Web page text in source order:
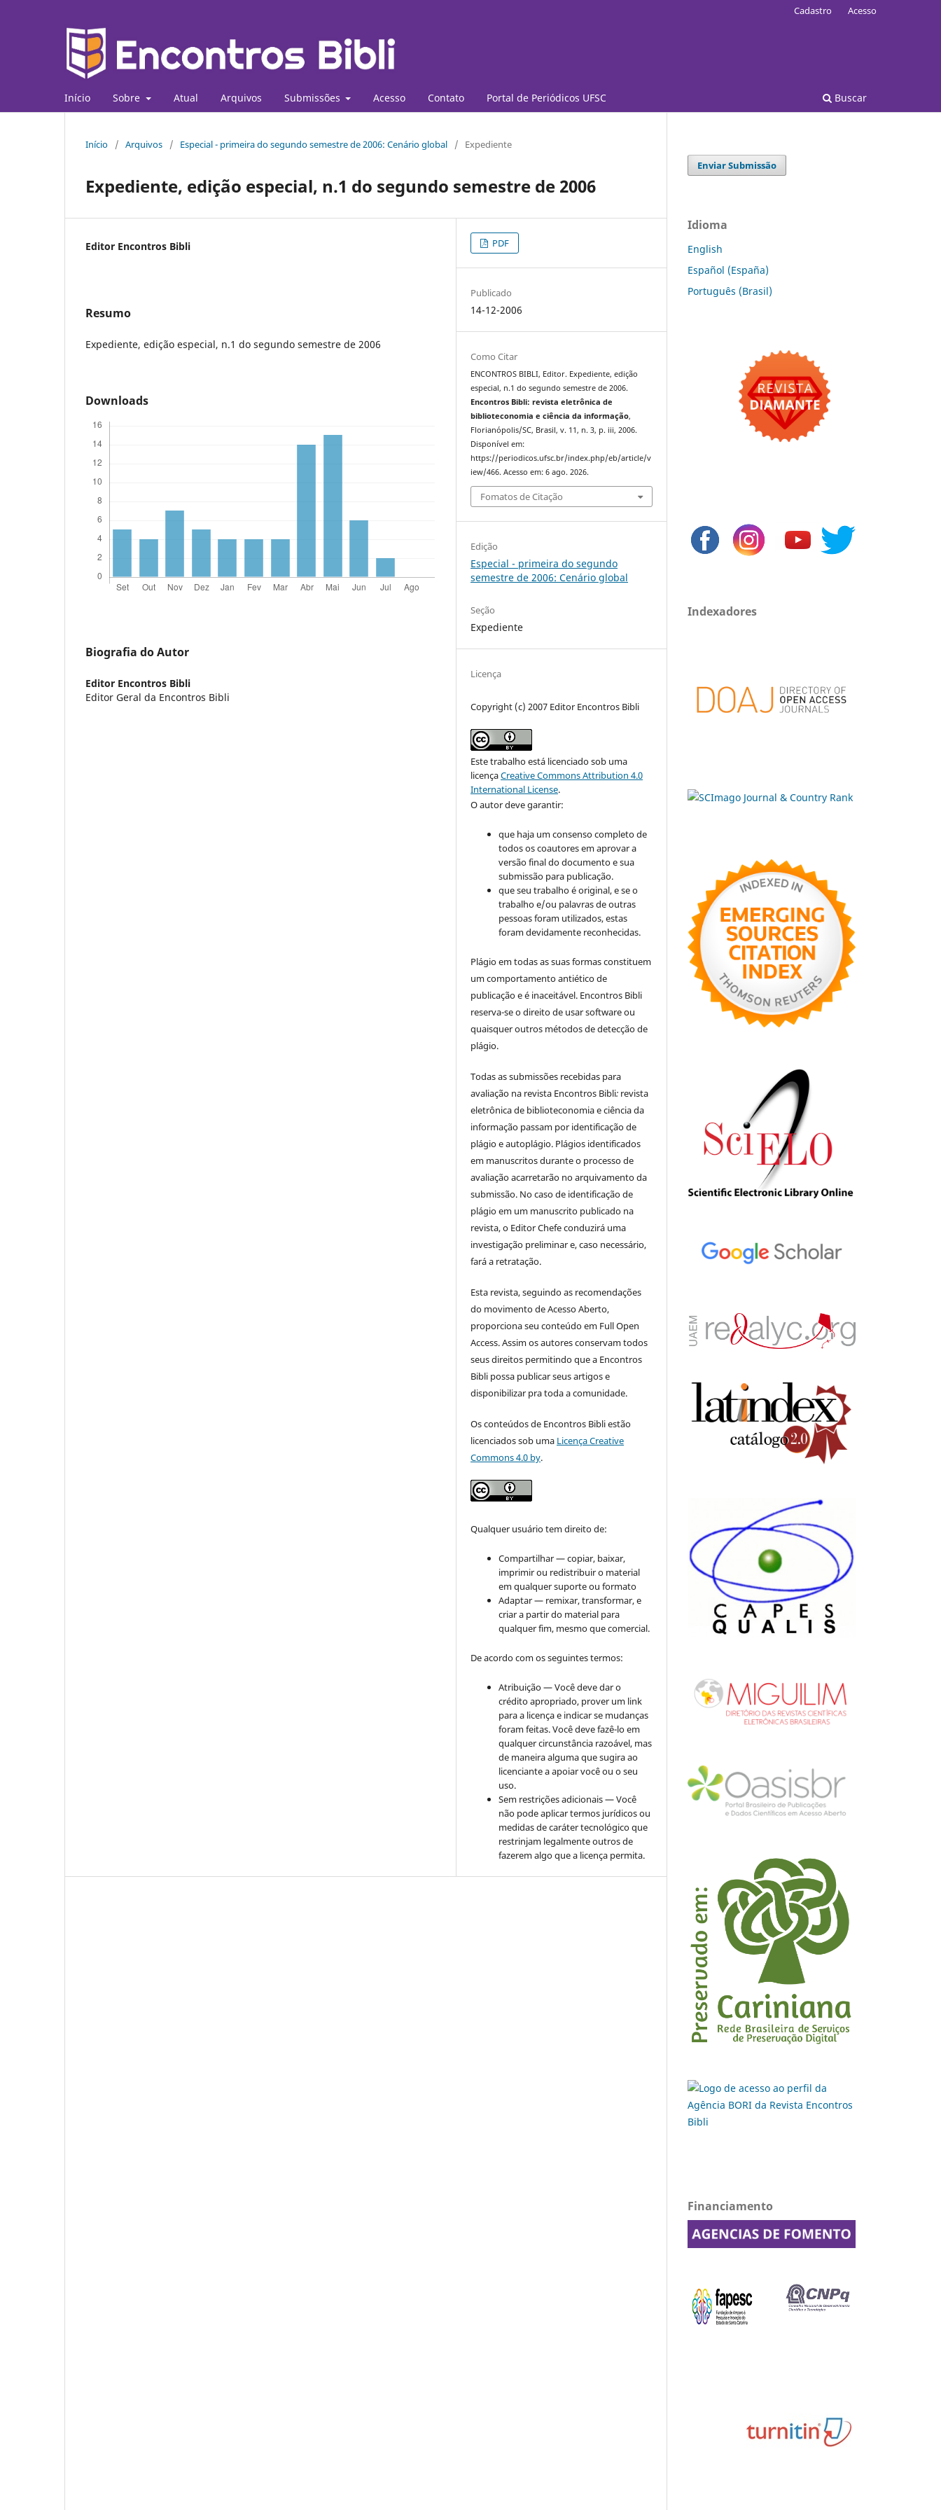
Início Sobre Atual Arquivos Submissões Acesso Contato Portal de Periódicos UFSC Buscar
Cadastro Acesso
Início / Arquivos / Especial - primeira do segundo semestre de 2006: Cenário global / Expediente
Expediente, edição especial, n.1 do segundo semestre de 2006
Editor Encontros Bibli
Resumo
Expediente, edição especial, n.1 do segundo semestre de 2006
Downloads
Biografia do Autor
Editor Encontros Bibli
Editor Geral da Encontros Bibli
PDF
Publicado
14-12-2006
Como Citar
ENCONTROS BIBLI, Editor. Expediente, edição
especial, n.1 do segundo semestre de 2006.
Encontros Bibli: revista eletrônica de
biblioteconomia e ciência da informação,
Florianópolis/SC, Brasil, v. 11, n. 3, p. iii, 2006.
Disponível em:
https://periodicos.ufsc.br/index.php/eb/article/v
iew/466. Acesso em: 6 ago. 2026.
Fomatos de Citação
Edição
Especial - primeira do segundo
semestre de 2006: Cenário global
Seção
Expediente
Licença
Copyright (c) 2007 Editor Encontros Bibli
Este trabalho está licenciado sob uma
licençaCreative Commons Attribution 4.0
International License.
O autor deve garantir:
que haja um consenso completo de
todos os coautores em aprovar a
versão final do documento e sua
submissão para publicação.
que seu trabalho é original, e se o
trabalho e/ou palavras de outras
pessoas foram utilizados, estas
foram devidamente reconhecidas.
Plágio em todas as suas formas constituem
um comportamento antiético de
publicação e é inaceitável. Encontros Bibli
reserva-se o direito de usar software ou
quaisquer outros métodos de detecção de
plágio.
Todas as submissões recebidas para
avaliação na revista Encontros Bibli: revista
eletrônica de biblioteconomia e ciência da
informação passam por identificação de
plágio e autoplágio. Plágios identificados
em manuscritos durante o processo de
avaliação acarretarão no arquivamento da
submissão. No caso de identificação de
plágio em um manuscrito publicado na
revista, o Editor Chefe conduzirá uma
investigação preliminar e, caso necessário,
fará a retratação.
Esta revista, seguindo as recomendações
do movimento de Acesso Aberto,
proporciona seu conteúdo em Full Open
Access. Assim os autores conservam todos
seus direitos permitindo que a Encontros
Bibli possa publicar seus artigos e
disponibilizar pra toda a comunidade.
Os conteúdos de Encontros Bibli estão
licenciados sob uma Licença Creative
Commons 4.0 by.
Qualquer usuário tem direito de:
Compartilhar — copiar, baixar,
imprimir ou redistribuir o material
em qualquer suporte ou formato
Adaptar — remixar, transformar, e
criar a partir do material para
qualquer fim, mesmo que comercial.
De acordo com os seguintes termos:
Atribuição — Você deve dar o
crédito apropriado, prover um link
para a licença e indicar se mudanças
foram feitas. Você deve fazê-lo em
qualquer circunstância razoável, mas
de maneira alguma que sugira ao
licenciante a apoiar você ou o seu
uso.
Sem restrições adicionais — Você
não pode aplicar termos jurídicos ou
medidas de caráter tecnológico que
restrinjam legalmente outros de
fazerem algo que a licença permita.
Enviar Submissão
Idioma
English
Español (España)
Português (Brasil)
Indexadores
Financiamento